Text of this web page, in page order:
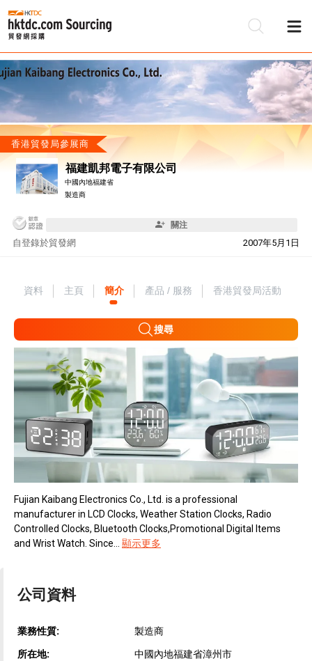
香港貿發局參展商
福建凱邦電子有限公司
中國內地福建省
製造商
關注
自 2007年5月1日
登錄於貿發網
資料 主頁 簡介 產品 / 服務 香港貿發局活動
搜尋
Fujian Kaibang Electronics Co., Ltd. is a professional
manufacturer in LCD Clocks, Weather Station Clocks, Radio
Controlled Clocks, Bluetooth Clocks,Promotional Digital Items
and Wrist Watch. Since... 顯示更多
公司資料
業務性質: 製造商
所在地: 中國內地福建省漳州市